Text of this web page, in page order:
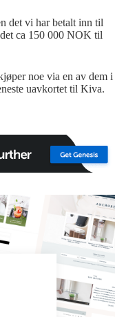
det vi har betalt inn til
ca 150 000 NOK til
noe via en av dem i
uavkortet til Kiva.